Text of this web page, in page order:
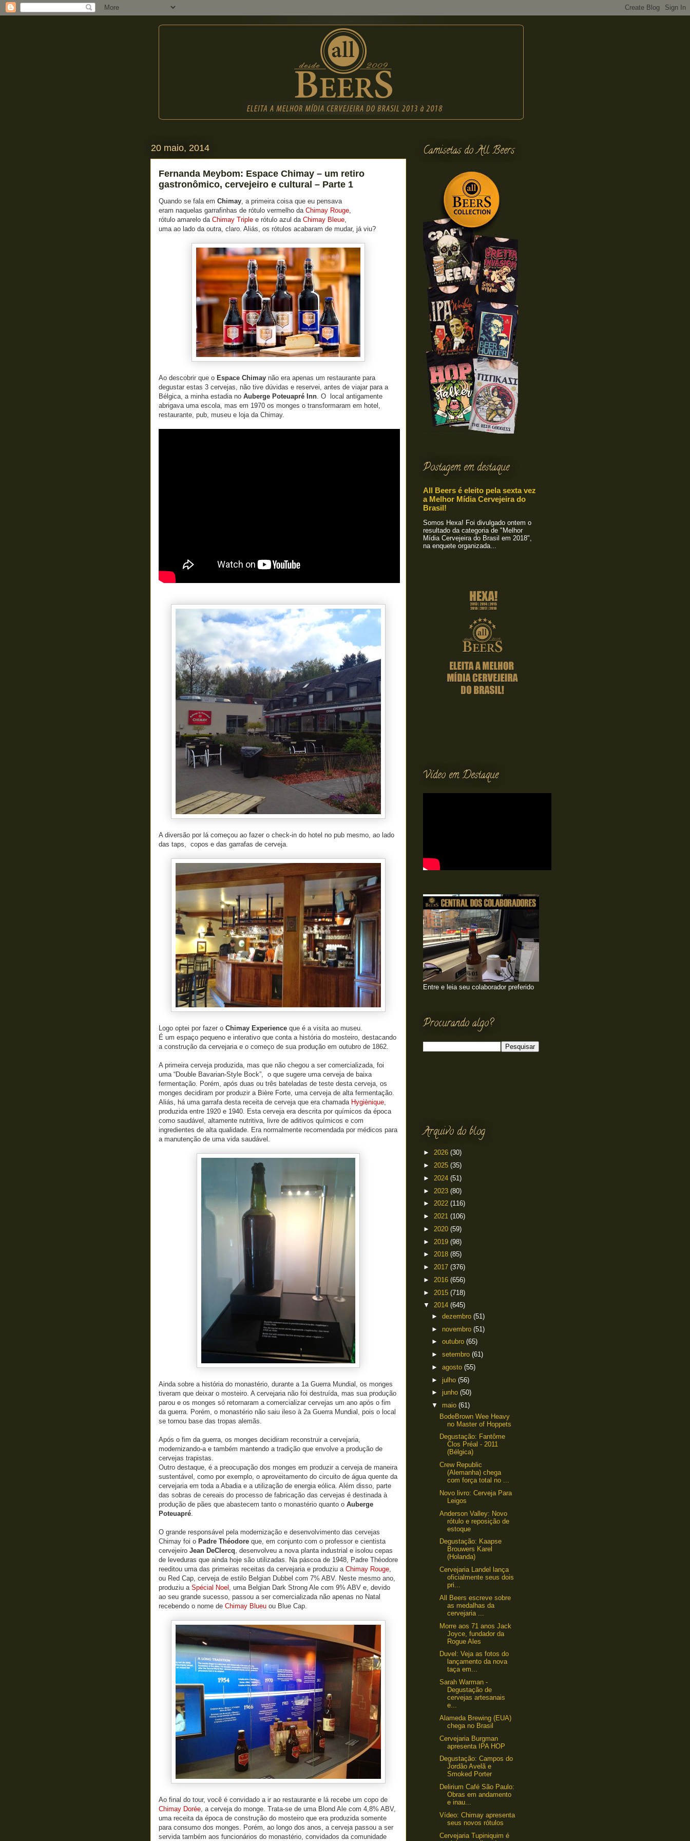
20 maio, 2014
Fernanda Meybom: Espace Chimay – um retiro
gastronômico, cervejeiro e cultural – Parte 1
Quando se fala em Chimay, a primeira coisa que eu pensava
eram naquelas garrafinhas de rótulo vermelho da Chimay Rouge,
rótulo amarelo da Chimay Triple e rótulo azul da Chimay Bleue,
uma ao lado da outra, claro. Aliás, os rótulos acabaram de mudar, já viu?
Ao descobrir que o Espace Chimay não era apenas um restaurante para
degustar estas 3 cervejas, não tive dúvidas e reservei, antes de viajar para a
Bélgica, a minha estadia no Auberge Poteuapré Inn. O local antigamente
abrigava uma escola, mas em 1970 os monges o transformaram em hotel,
restaurante, pub, museu e loja da Chimay.
A diversão por lá começou ao fazer o check-in do hotel no pub mesmo, ao lado
das taps, copos e das garrafas de cerveja.
Logo optei por fazer o Chimay Experience que é a visita ao museu.
É um espaço pequeno e interativo que conta a história do mosteiro, destacando
a construção da cervejaria e o começo de sua produção em outubro de 1862.
A primeira cerveja produzida, mas que não chegou a ser comercializada, foi
uma “Double Bavarian-Style Bock”, o que sugere uma cerveja de baixa
fermentação. Porém, após duas ou três bateladas de teste desta cerveja, os
monges decidiram por produzir a Bière Forte, uma cerveja de alta fermentação.
Aliás, há uma garrafa desta receita de cerveja que era chamada Hygiènique,
produzida entre 1920 e 1940. Esta cerveja era descrita por químicos da época
como saudável, altamente nutritiva, livre de aditivos químicos e com
ingredientes de alta qualidade. Era normalmente recomendada por médicos para
a manutenção de uma vida saudável.
Ainda sobre a história do monastério, durante a 1a Guerra Mundial, os monges
tiveram que deixar o mosteiro. A cervejaria não foi destruída, mas sua produção
parou e os monges só retornaram a comercializar cervejas um ano após o fim
da guerra. Porém, o monastério não saiu ileso à 2a Guerra Mundial, pois o local
se tornou base das tropas alemãs.
Após o fim da guerra, os monges decidiram reconstruir a cervejaria,
modernizando-a e também mantendo a tradição que envolve a produção de
cervejas trapistas.
Outro destaque, é a preocupação dos monges em produzir a cerveja de maneira
sustentável, como por exemplo, o aproveitamento do circuito de água quente da
cervejaria em toda a Abadia e a utilização de energia eólica. Além disso, parte
das sobras de cereais do processo de fabricação das cervejas é destinada à
produção de pães que abastecem tanto o monastério quanto o Auberge
Poteuapré.
O grande responsável pela modernização e desenvolvimento das cervejas
Chimay foi o Padre Théodore que, em conjunto com o professor e cientista
cervejeiro Jean DeClercq, desenvolveu a nova planta industrial e isolou cepas
de leveduras que ainda hoje são utilizadas. Na páscoa de 1948, Padre Théodore
reeditou uma das primeiras receitas da cervejaria e produziu a Chimay Rouge,
ou Red Cap, cerveja de estilo Belgian Dubbel com 7% ABV. Neste mesmo ano,
produziu a Spécial Noel , uma Belgian Dark Strong Ale com 9% ABV e, devido
ao seu grande sucesso, passou a ser comercializada não apenas no Natal
recebendo o nome de Chimay Blueu ou Blue Cap.
Ao final do tour, você é convidado a ir ao restaurante e lá recebe um copo de
Chimay Dorée, a cerveja do monge. Trata-se de uma Blond Ale com 4,8% ABV,
uma receita da época de construção do mosteiro que era produzida somente
para consumo dos monges. Porém, ao longo dos anos, a cerveja passou a ser
servida também aos funcionários do monastério, convidados da comunidade
Camisetas do All Beers
Postagem em destaque
All Beers é eleito pela sexta vez
a Melhor Mídia Cervejeira do
Brasil!
Somos Hexa! Foi divulgado ontem o
resultado da categoria de "Melhor
Mídia Cervejeira do Brasil em 2018",
na enquete organizada...
Vídeo em Destaque
Entre e leia seu colaborador preferido
Procurando algo?
Arquivo do blog
► 2026 (30)
► 2025 (35)
► 2024 (51)
► 2023 (80)
► 2022 (116)
► 2021 (106)
► 2020 (59)
► 2019 (98)
► 2018 (85)
► 2017 (376)
► 2016 (656)
► 2015 (718)
▼ 2014 (645)
► dezembro (51)
► novembro (51)
► outubro (65)
► setembro (61)
► agosto (55)
► julho (56)
► junho (50)
▼ maio (61)
BodeBrown Wee Heavy
no Master of Hoppets
Degustação: Fantôme
Clos Préal - 2011
(Bélgica)
Crew Republic
(Alemanha) chega
com força total no ...
Novo livro: Cerveja Para
Leigos
Anderson Valley: Novo
rótulo e reposição de
estoque
Degustação: Kaapse
Brouwers Karel
(Holanda)
Cervejaria Landel lança
oficialmente seus dois
pri...
All Beers escreve sobre
as medalhas da
cervejaria ...
Morre aos 71 anos Jack
Joyce, fundador da
Rogue Ales
Duvel: Veja as fotos do
lançamento da nova
taça em...
Sarah Warman -
Degustação de
cervejas artesanais
e...
Alameda Brewing (EUA)
chega no Brasil
Cervejaria Burgman
apresenta IPA HOP
Degustação: Campos do
Jordão Avelã e
Smoked Porter
Delirium Café São Paulo:
Obras em andamento
e inau...
Vídeo: Chimay apresenta
seus novos rótulos
Cervejaria Tupiniquim é